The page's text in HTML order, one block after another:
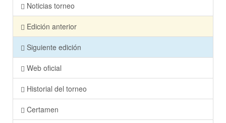
Noticias torneo
Edición anterior
Siguiente edición
Web oficial
Historial del torneo
Certamen